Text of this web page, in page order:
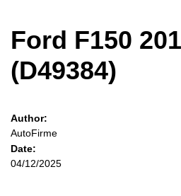
Ford F150
(D49384)
Author:
AutoFirme
Date:
04/12/2025